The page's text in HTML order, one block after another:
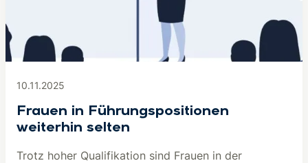
10.11.2025
Frauen in Führungspositionen
weiterhin selten
Trotz hoher Qualifikation sind Frauen in der